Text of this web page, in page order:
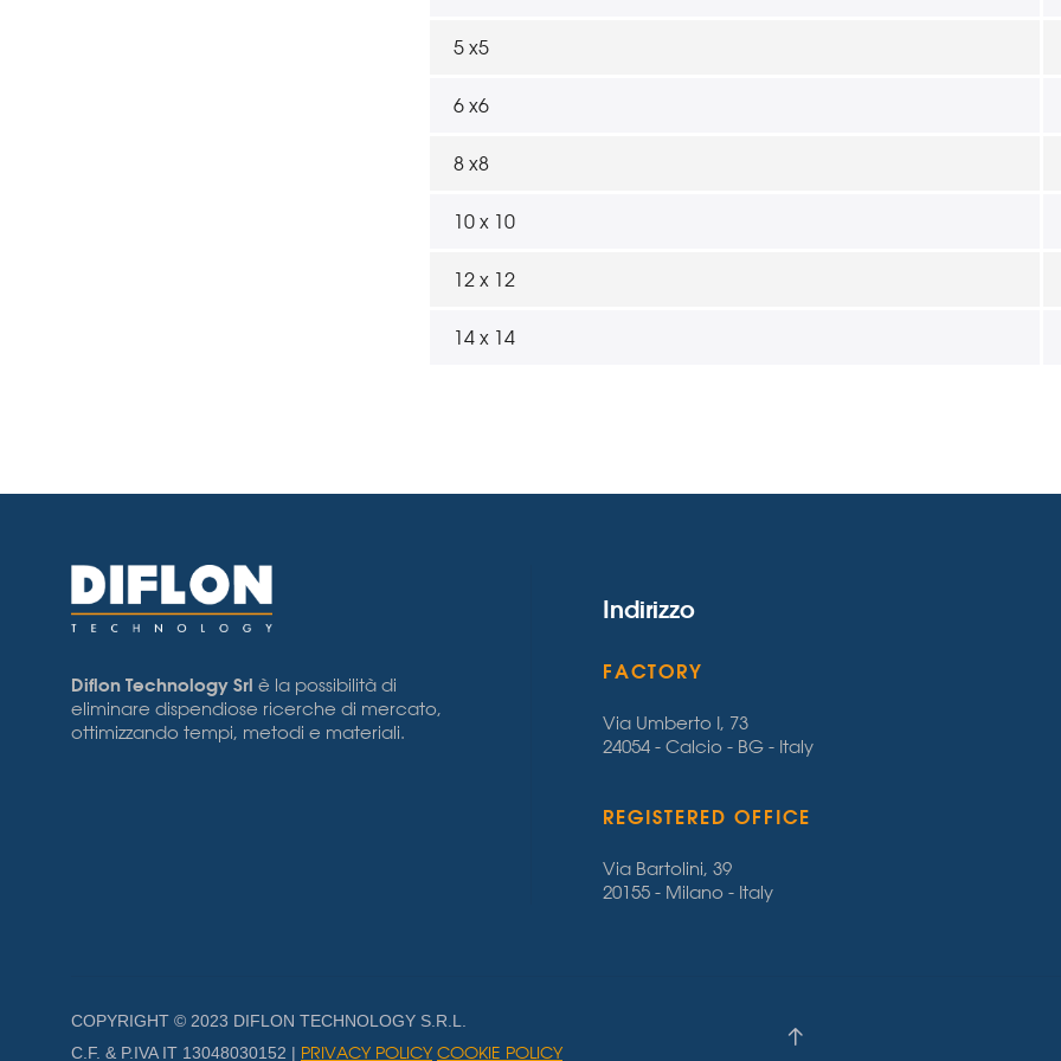
5 x5
6 x6
8 x8
10 x 10
12 x 12
14 x 14
Diflon Technology Srl è la possibilità di
eliminare dispendiose ricerche di mercato,
ottimizzando tempi, metodi e materiali.
Indirizzo
FACTORY
Via Umberto I, 73
24054 - Calcio - BG - Italy
REGISTERED OFFICE
Via Bartolini, 39
20155 - Milano - Italy
COPYRIGHT © 2023 DIFLON TECHNOLOGY S.R.L.
C.F. & P.IVA IT 13048030152 | PRIVACY POLICY COOKIE POLICY